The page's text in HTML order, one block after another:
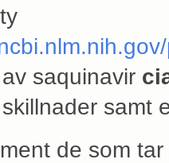
saquinavir
samt
de som